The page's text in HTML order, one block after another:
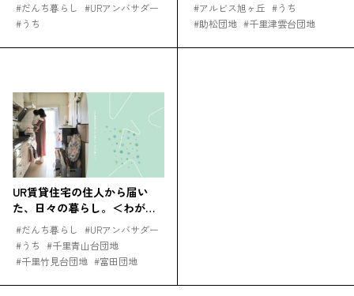
#だんち暮らし #URアンバサダー
#うち
#アルビス旭ヶ丘 #うち
#助松団地 #千里津雲台団地
UR賃貸住宅の住人から届い
た、日々の暮らし。＜わが家
の台所術編＞
#だんち暮らし #URアンバサダー
#うち #千里青山台団地
#千里竹見台団地 #富田団地
閉じる